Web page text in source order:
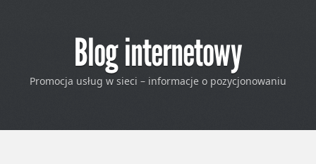
Blog internetowy
Promocja usług w sieci – informacje o pozycjonowaniu